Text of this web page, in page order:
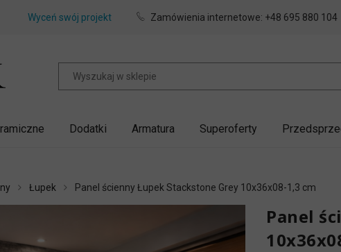
Wyceń swój projekt Zamówienia internetowe: +48 695 880 104
Dodatki Armatura Superoferty
Łupek Panel ścienny Łupek Stackstone Grey 10x36x08-1,3 cm
Panel